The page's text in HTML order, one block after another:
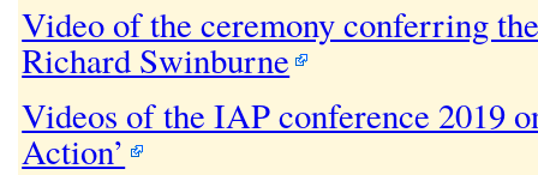
Video of the ceremony conferring
Richard Swinburne
Videos of the IAP conference 2019
Action’